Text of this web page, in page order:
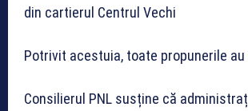
din cartierul Centrul Vechi
Potrivit acestuia, toate propunerile
Consilierul PNL susține că